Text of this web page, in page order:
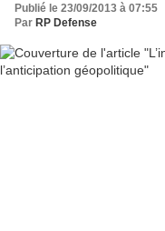
Publié le 23/09/2013 à 07:55
Par RP Defense